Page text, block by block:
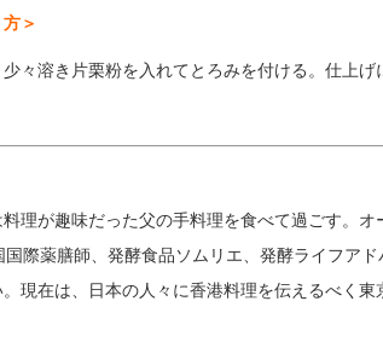
＞
少々溶き片栗粉を入れてとろみを付ける。仕上げ
理が趣味だった父の手料理を食べて過ごす。オ
際薬膳師、発酵食品ソムリエ、発酵ライフアド
現在は、日本の人々に香港料理を伝えるべく東